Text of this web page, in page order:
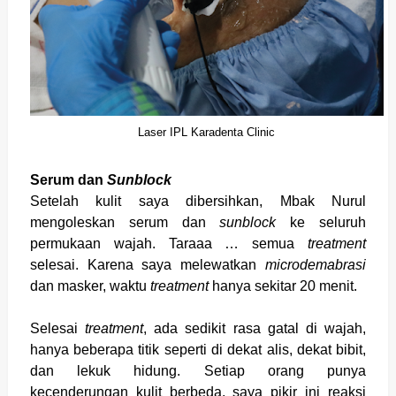
Laser IPL Karadenta Clinic
Serum dan Sunblock
Setelah kulit saya dibersihkan, Mbak Nurul
mengoleskan serum dansunblockke seluruh
permukaan wajah. Taraaa … semuatreatment
selesai. Karena saya melewatkanmicrodemabrasi
dan masker, waktu treatmenthanya sekitar 20 menit.
Selesaitreatment, ada sedikit rasa gatal di wajah,
hanya beberapa titik seperti di dekat alis, dekat bibit,
dan lekuk hidung. Setiap orang punya
kecenderungan kulit berbeda, saya pikir ini reaksi